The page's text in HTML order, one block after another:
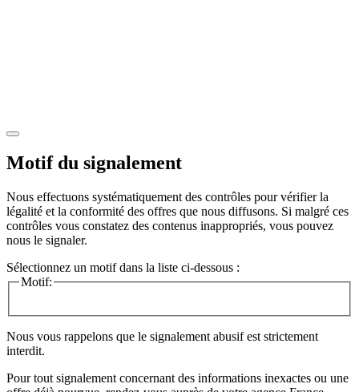
Motif du signalement
Nous effectuons systématiquement des contrôles pour vérifier la
légalité et la conformité des offres que nous diffusons. Si malgré ces
contrôles vous constatez des contenus inappropriés, vous pouvez
nous le signaler.
Sélectionnez un motif dans la liste ci-dessous :
Motif:
Nous vous rappelons que le signalement abusif est strictement
interdit.
Pour tout signalement concernant des informations inexactes ou une